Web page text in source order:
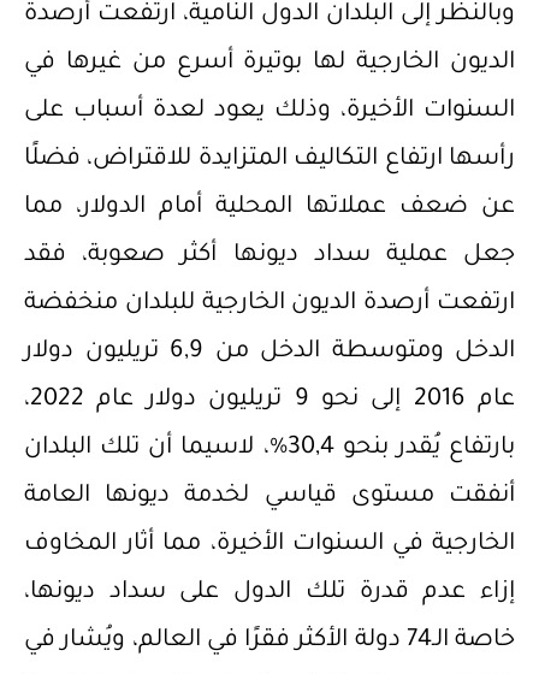
وبالنظر إلى البلدان الدول النامية، ارتفعت أرصدة
الديون الخارجية لها بوتيرة أسرع من غيرها في
السنوات الأخيرة، وذلك يعود لعدة أسباب على
رأسها ارتفاع التكاليف المتزايدة للاقتراض، فضلًا
عن ضعف عملاتها المحلية أمام الدولار، مما
جعل عملية سداد ديونها أكثر صعوبة، فقد
ارتفعت أرصدة الديون الخارجية للبلدان منخفضة
الدخل ومتوسطة الدخل من 6,9 تريليون دولار
عام 2016 إلى نحو 9 تريليون دولار عام 2022،
بارتفاع يُقدر بنحو 30,4%، لاسيما أن تلك البلدان
أنفقت مستوى قياسي لخدمة ديونها العامة
الخارجية في السنوات الأخيرة، مما أثار المخاوف
إزاء عدم قدرة تلك الدول على سداد ديونها،
خاصة الـ74 دولة الأكثر فقرًا في العالم، ويُشار في